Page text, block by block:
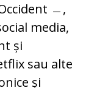
﹘,
media,
și
sau alte
și